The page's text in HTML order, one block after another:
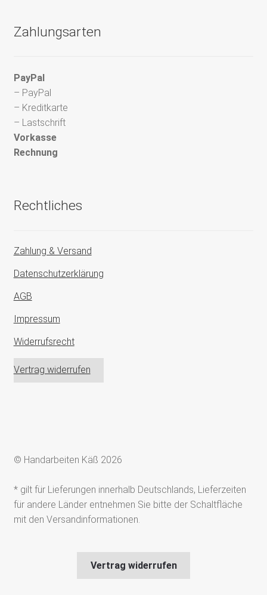
Zahlungsarten
PayPal
– PayPal
– Kreditkarte
– Lastschrift
Vorkasse
Rechnung
Rechtliches
Zahlung & Versand
Datenschutzerklärung
AGB
Impressum
Widerrufsrecht
Vertrag widerrufen
© Handarbeiten Käß 2026
* gilt für Lieferungen innerhalb Deutschlands, Lieferzeiten
für andere Länder entnehmen Sie bitte der Schaltfläche
mit den Versandinformationen.
Vertrag widerrufen